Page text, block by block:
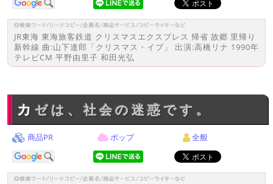
JR東海 東海旅客鉄道 クリスマスエクスプレス 帰省 故郷 里帰り
新幹線 曲:山下達郎「クリスマス・イブ」 出演:高橋リナ 1990年
テレビCM 平野由里子 和田光弘
カゼは、社会の迷惑です。
商品PR ポップ 全般